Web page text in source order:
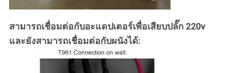
สามารถเชื่อมต่อกับอะแดปเตอร์เพื่อเสียบปลั๊ก 220v
และยังสามารถเชื่อมต่อกับผนังได้: